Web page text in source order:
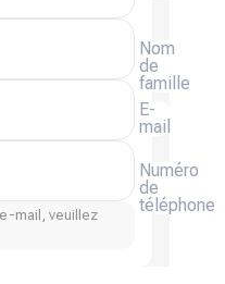
Nom
de
famille
E-
mail
Numéro
de
téléphone
mail, veuillez